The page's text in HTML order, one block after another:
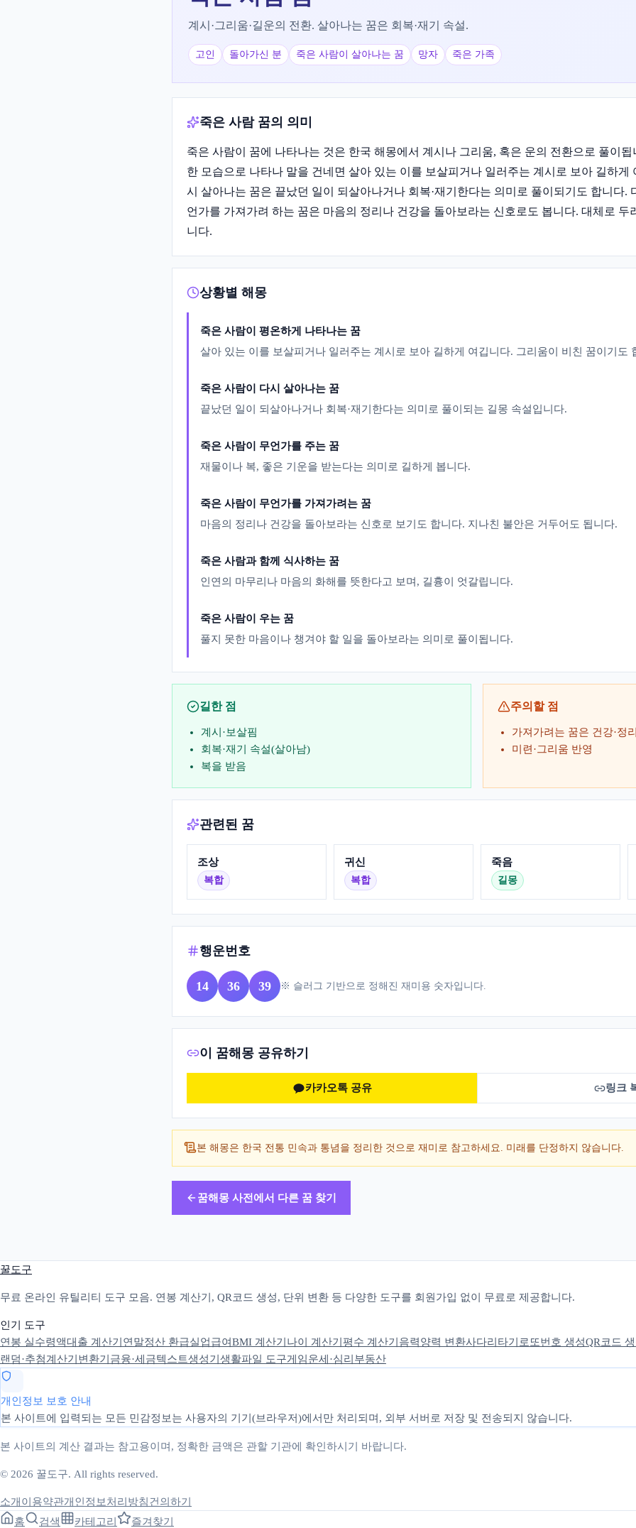
계시·그리움·길운의 전환. 살아나는 꿈은 회복·재기 속설.
고인 돌아가신 분 죽은 사람이 살아나는 꿈 망자 죽은 가족
죽은 사람 꿈의 의미
죽은 사람이 꿈에 나타나는 것은 한국 해몽에서 계시나 그리움, 혹은 운의 전환으로 풀이
한 모습으로 나타나 말을 건네면 살아 있는 이를 보살피거나 일러주는 계시로 보아 길하게
시 살아나는 꿈은 끝났던 일이 되살아나거나 회복·재기한다는 의미로 풀이되기도 합니다.
언가를 가져가려 하는 꿈은 마음의 정리나 건강을 돌아보라는 신호로도 봅니다. 대체로 두
니다.
상황별 해몽
죽은 사람이 평온하게 나타나는 꿈
살아 있는 이를 보살피거나 일러주는 계시로 보아 길하게 여깁니다. 그리움이 비친 꿈이기도
죽은 사람이 다시 살아나는 꿈
끝났던 일이 되살아나거나 회복·재기한다는 의미로 풀이되는 길몽 속설입니다.
죽은 사람이 무언가를 주는 꿈
재물이나 복, 좋은 기운을 받는다는 의미로 길하게 봅니다.
죽은 사람이 무언가를 가져가려는 꿈
마음의 정리나 건강을 돌아보라는 신호로 보기도 합니다. 지나친 불안은 거두어도 됩니다.
죽은 사람과 함께 식사하는 꿈
인연의 마무리나 마음의 화해를 뜻한다고 보며, 길흉이 엇갈립니다.
죽은 사람이 우는 꿈
풀지 못한 마음이나 챙겨야 할 일을 돌아보라는 의미로 풀이됩니다.
길한 점
계시·보살핌
회복·재기 속설(살아남)
복을 받음
주의할 점
가져가려는 꿈은 건강·정
미련·그리움 반영
관련된 꿈
조상
복합
귀신
복합
죽음
길몽
행운번호
14 36 39 ※ 슬러그 기반으로 정해진 재미용 숫자입니다.
이 꿈해몽 공유하기
카카오톡 공유 링크
본 해몽은 한국 전통 민속과 통념을 정리한 것으로 재미로 참고하세요. 미래를 단정하지 않습니다.
꿈해몽 사전에서 다른 꿈 찾기
꿀도구
무료 온라인 유틸리티 도구 모음. 연봉 계산기, QR코드 생성, 단위 변환 등 다양한 도구를 회원가입 없이 무료로 제공합니다.
인기 도구
연봉 실수령액대출 계산기 연말정산 환급실업급여BMI 계산기 나이 계산기 평수 계산기 음력양력 변환사다리타기 로또번호 생성QR코드
랜덤·추첨계산기 변환기 금융·세금텍스트생성기 생활파일 도구게임운세·심리 부동산
개인정보 보호 안내
본 사이트에 입력되는 모든 민감정보는 사용자의 기기(브라우저)에서만 처리되며, 외부 서버로 저장 및 전송되지 않습니다.
본 사이트의 계산 결과는 참고용이며, 정확한 금액은 관할 기관에 확인하시기 바랍니다.
© 2026 꿀도구. All rights reserved.
소개 이용약관개인정보처리방침건의하기
홈
검색 카테고리 즐겨찾기